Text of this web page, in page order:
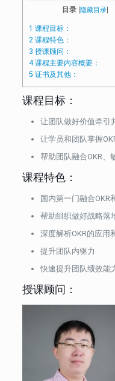
目录 [隐藏目录]
1 课程目标：
2课程特色：
3 授课顾问：
4课程主要内容概要：
5证书及其他：
课程目标：
让团队做好价值牵引
让学员和团队掌握
帮助团队融合OKR、
课程特色：
国内第一门融合OKR
帮助组织做好战略落
深度解析OKR的应用
提升团队内驱力
快速提升团队绩效能
授课顾问：